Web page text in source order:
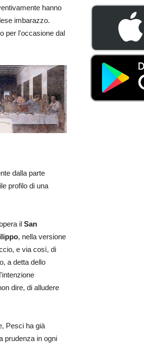
hanno
imbarazzo.
per l'occasione dal
dalla parte
profilo di una
il San
, nella versione
e via così, di
a detta dello
dire, di alludere
Pesci ha già
prudenza in ogni